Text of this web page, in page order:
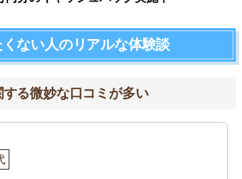
ない人のリアルな体験談
る微妙な口コミが多い